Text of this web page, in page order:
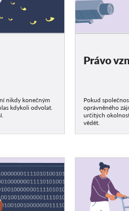
nikdy konečným
kdykoli odvolat.
Právo
Pokud
oprávněného
určitých
vědět.